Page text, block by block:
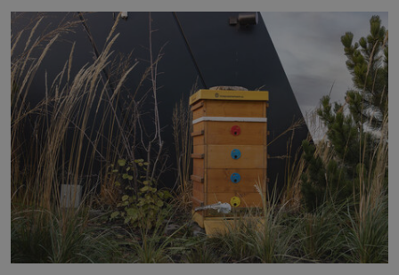
jednoduchost, měkkost a bezpečí, proto by pokoj
miminka měl působit především klidně a útulně.
Předškolní věk je